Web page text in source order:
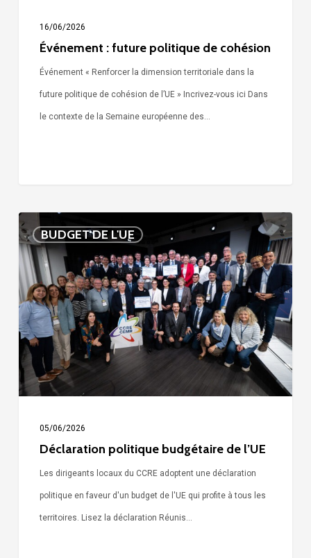
16/06/2026
Événement : future politique de cohésion
Événement « Renforcer la dimension territoriale dans la
future politique de cohésion de l’UE » Incrivez-vous ici Dans
le contexte de la Semaine européenne des…
BUDGET DE L'UE
Déclaration
politique
budgétaire
de
l’UE
05/06/2026
Déclaration politique budgétaire de l’UE
Les dirigeants locaux du CCRE adoptent une déclaration
politique en faveur d'un budget de l'UE qui profite à tous les
territoires. Lisez la déclaration Réunis…